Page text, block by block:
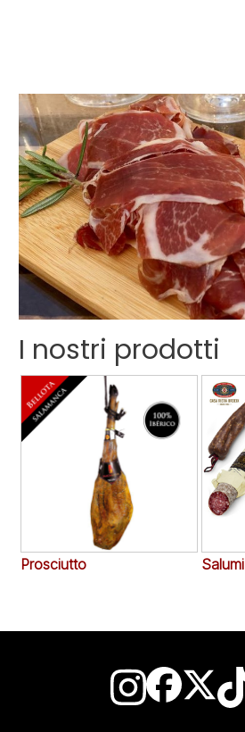
I nostri prodotti
Prosciutto Salumi